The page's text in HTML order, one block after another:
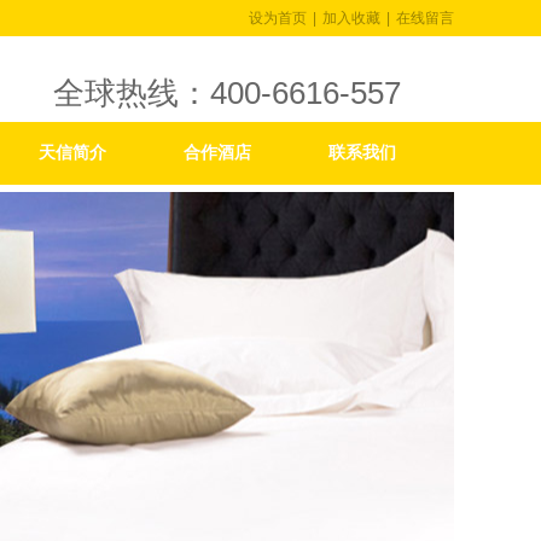
全球热线：400-6616-557
天信简介 合作酒店 联系我们
设为首页 加入收藏 在线留言